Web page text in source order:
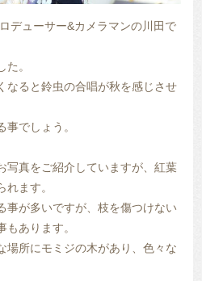
デューサー&カメラマンの川田で
。
なると鈴虫の合唱が秋を感じさせ
でしょう。
写真をご紹介していますが、紅葉
ます。
事が多いですが、枝を傷つけない
あります。
場所にモミジの木があり、色々な